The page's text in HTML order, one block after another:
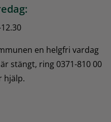
en helgfri vardag
stängt, ring 0371-810 00
hjälp.